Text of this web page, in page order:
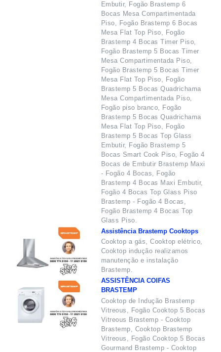
Embutir, Fogão Brastemp 6
Bocas Mesa Compartimentada
Piso, Fogão Brastemp 6 Bocas
Mesa Flat Top Piso, Fogão
Brastemp 4 Bocas Timer Piso,
Fogão Brastemp 5 Bocas Timer
Mesa Compartimentada Piso,
Fogão Brastemp 5 Bocas Timer
Mesa Flat Top Piso, Fogão
Brastemp 5 Bocas Quadrichama
Mesa Compartimentada Piso,
Fogão piso branco, Fogão
Brastemp 5 Bocas Quadrichama
Mesa Flat Top Piso, Fogão
Brastemp 5 Bocas Top Glass
Embutir, Fogão Brastemp 5
Bocas Smart Cook Piso, Fogão 4
Bocas de Embutir Brastemp Maxi
- Fogão 4 Bocas, Fogão
Brastemp 4 Bocas Maxi Embutir,
Fogão 4 Bocas Top Glass Piso
Brastemp - Fogão 4 Bocas,
Fogão Brastemp 4 Bocas Top
Glass Piso.
Assistência Brastemp Cooktops
Cooktop a gás, Cooktop elétrico,
Cooktop indução realizamos
manutenção e instalação
Brastemp.
ASSISTÊNCIA COIFAS
BRASTEMP
Cooktop de Indução Brastemp
Vitreous, Fogão Cooktop 5 Bocas
Vitreous Brastemp - Cooktop
Brastemp, Cooktop Brastemp
Vitreous, Fogão Cooktop 5 Bocas
Gourmand Brastemp - Cooktop